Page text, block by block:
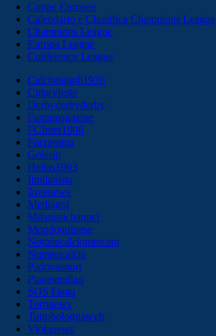
Coppe Europee
Calendario e Classifica Champions League
Champions League
Europa League
Conference League
Calcionapoli1926
Cittaceleste
Derbyderbyderby
Fantamagazine
FCInter1908
Forzaroma
Golssip
Hellas1903
Ilmilanista
Juvenews
Mediagol
Milanistichannel
Mondoudinese
Notiziecalciomercato
Numericalcio
Padovasport
Pianetamilan
SOS Fanta
Toronews
Tuttobolognaweb
Violanews